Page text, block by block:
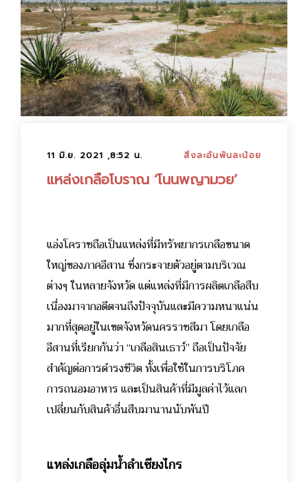
11 มิ.ย. 2021 ,8:52 น. สิ่งละอันพันละน้อย
แหล่งเกลือโบราณ ‘โนนพญามวย’
แอ่งโคราชถือเป็นแหล่งที่มีทรัพยากรเกลือขนาด
ใหญ่ของภาคอีสาน ซึ่งกระจายตัวอยู่ตามบริเวณ
ต่างๆ ในหลายจังหวัด แต่แหล่งที่มีการผลิตเกลือสืบ
เนื่องมาจากอดีตจนถึงปัจจุบันและมีความหนาแน่น
มากที่สุดอยู่ในเขตจังหวัดนครราชสีมา โดยเกลือ
อีสานที่เรียกกันว่า “เกลือสินเธาว์” ถือเป็นปัจจัย
สำคัญต่อการดำรงชีวิต ทั้งเพื่อใช้ในการบริโภค
การถนอมอาหาร และเป็นสินค้าที่มีมูลค่าไว้แลก
เปลี่ยนกับสินค้าอื่นสืบมานานนับพันปี
แหล่งเกลือลุ่มน้ำลำเชียงไกร